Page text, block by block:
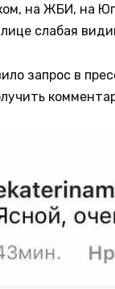
на ЖБИ, на
слабая
запрос в